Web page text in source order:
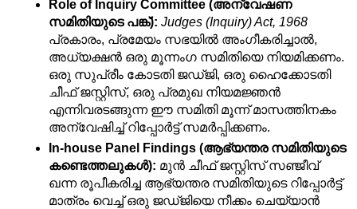
Role of Inquiry Committee (അന്വേഷണ
സമിതിയുടെ പങ്ക്): Judges (Inquiry) Act, 1968
പ്രകാരം, പ്രമേയം സഭയിൽ അംഗീകരിച്ചാൽ,
അധ്യക്ഷൻ ഒരു മൂന്നംഗ സമിതിയെ നിയമിക്കണം.
ഒരു സുപ്രീം കോടതി ജഡ്ജി, ഒരു ഹൈക്കോടതി
ചീഫ് ജസ്റ്റിസ്, ഒരു പ്രമുഖ നിയമജ്ഞൻ
എന്നിവരടങ്ങുന്ന ഈ സമിതി മൂന്ന് മാസത്തിനകം
അന്വേഷിച്ച് റിപ്പോർട്ട് സമർപ്പിക്കണം.
In-house Panel Findings (ആഭ്യന്തര സമിതിയുടെ
കണ്ടെത്തലുകൾ): മുൻ ചീഫ് ജസ്റ്റിസ് സഞ്ജീവ്
ഖന്ന രൂപീകരിച്ച ആഭ്യന്തര സമിതിയുടെ റിപ്പോർട്ട്
മാത്രം വെച്ച് ഒരു ജഡ്ജിയെ നീക്കം ചെയ്യാൻ